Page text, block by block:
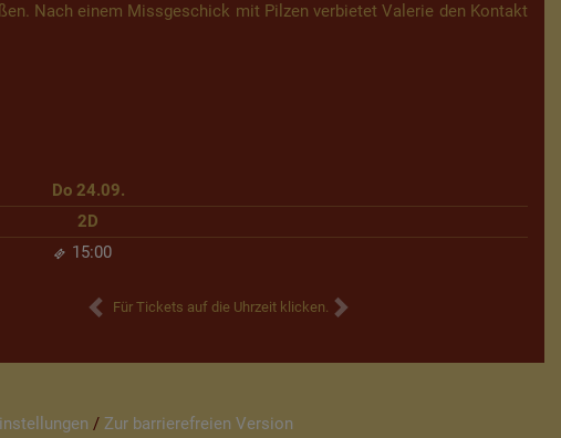
Nach einem Missgeschick mit Pilzen verbietet Valerie den Kontakt
Do 24.09.
2D
15:00
Für Tickets auf die Uhrzeit klicken.
/ Zur barrierefreien Version